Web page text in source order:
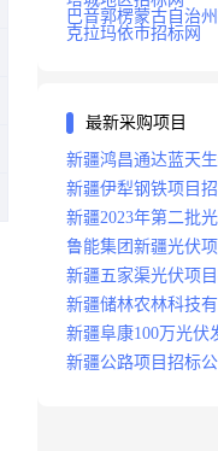
巴音郭楞蒙古自治
克拉玛依市招标网
最新采购项目
新疆鸿昌通达蓝天
新疆伊犁钢铁项目
新疆2023年第二批
鲁能集团新疆光伏
新疆五家渠光伏项
新疆储林农林科技
新疆阜康100万光伏
新疆公路项目招标